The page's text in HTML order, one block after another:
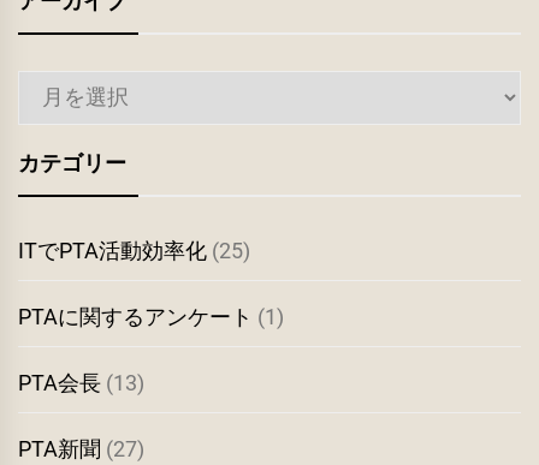
カ
イ
カテゴリー
ITでPTA活動効率化 (25)
PTAに関するアンケート (1)
PTA会長 (13)
PTA新聞 (27)